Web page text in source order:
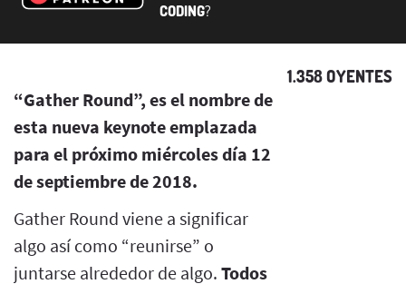
CODING?
1.358 OYENTES
“Gather Round”, es el nombre de
esta nueva keynote emplazada
para el próximo miércoles día 12
de septiembre de 2018.
Gather Round viene a significar
algo así como “reunirse” o
juntarse alrededor de algo. Todos